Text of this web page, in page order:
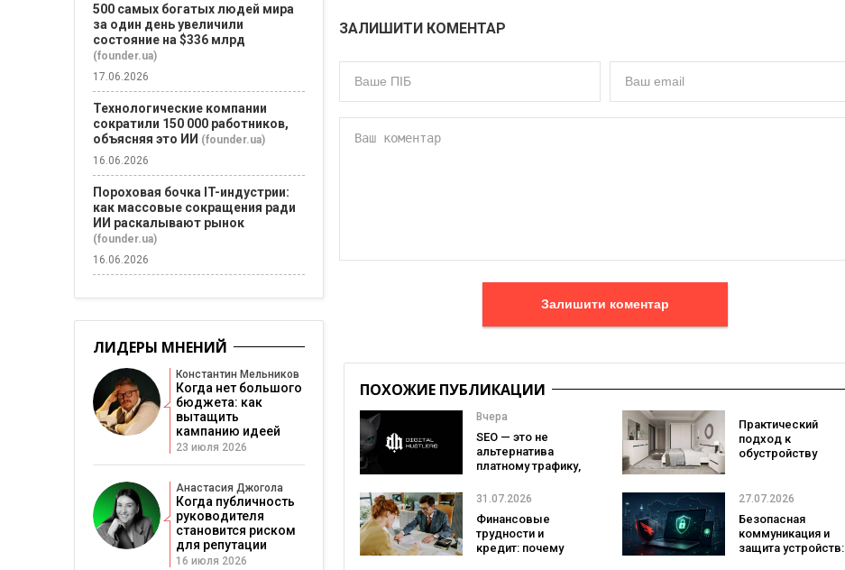
ЗАЛИШИТИ КОМЕНТАР
Залишити коментар
ПОХОЖИЕ ПУБЛИКАЦИИ
Вчера
SEO — это не
альтернатива
платному трафику,
случай его
Практический
подход к
обустройству
комплект мебели
своим ритмом
жизни
31.07.2026
Финансовые
трудности и
кредит: почему
27.07.2026
Безопасная
коммуникация и
защита устройств:
500 самых богатых людей мира
за один день увеличили
состояние на $336 млрд
(founder.ua)
17.06.2026
Технологические компании
сократили 150 000 работников,
объясняя это ИИ (founder.ua)
16.06.2026
Пороховая бочка IT-индустрии:
как массовые сокращения ради
ИИ раскалывают рынок
(founder.ua)
16.06.2026
ЛИДЕРЫ МНЕНИЙ
Константин Мельников
Когда нет большого
бюджета: как
вытащить
кампанию идеей
23 июля 2026
Анастасия Джогола
Когда публичность
руководителя
становится риском
для репутации
16 июля 2026